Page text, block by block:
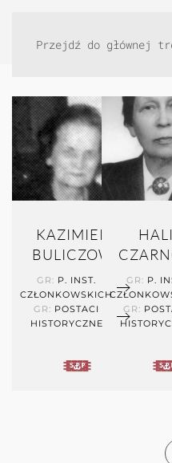
Przejdź do głównej
KAZIMIERA
BULICZOWA
GR: P. INST.
CZŁONKOWSKICH
GR: POSTACI
HISTORYCZNE
GR: P.
GR: